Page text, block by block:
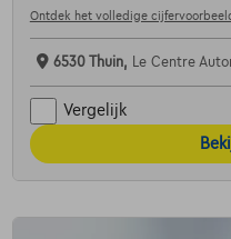
Ontdek het volledige
6530 Thuin, Le Centre
Vergelijk